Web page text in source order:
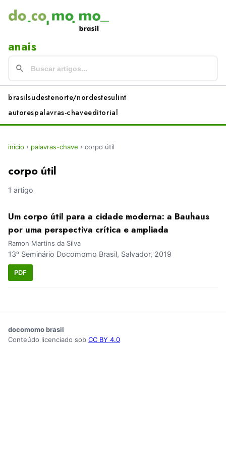
anais
brasilsudestenorte/nordestesulint
autorespalavras-chaveeditorial
início › palavras-chave › corpo útil
corpo útil
1 artigo
Um corpo útil para a cidade moderna: a Bauhaus
por uma perspectiva crítica e ampliada
Ramon Martins da Silva
13º Seminário Docomomo Brasil, Salvador, 2019
PDF
docomomo brasil
Conteúdo licenciado sob CC BY 4.0